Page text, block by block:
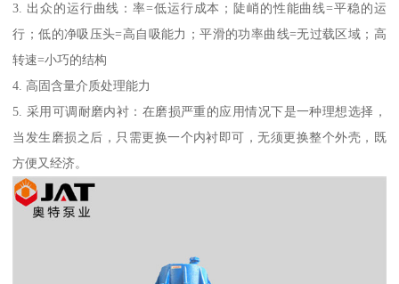
3. 出众的运行曲线：率=低运行成本；陡峭的性能曲线=平稳的运
行；低的净吸压头=高自吸能力；平滑的功率曲线=无过载区域；高
转速=小巧的结构
4. 高固含量介质处理能力
5. 采用可调耐磨内衬：在磨损严重的应用情况下是一种理想选择，
当发生磨损之后，只需更换一个内衬即可，无须更换整个外壳，既
方便又经济。